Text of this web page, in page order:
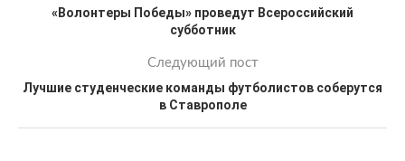
«Волонтеры Победы» проведут Всероссийский
субботник
Следующий пост
Лучшие студенческие команды футболистов соберутся
в Ставрополе